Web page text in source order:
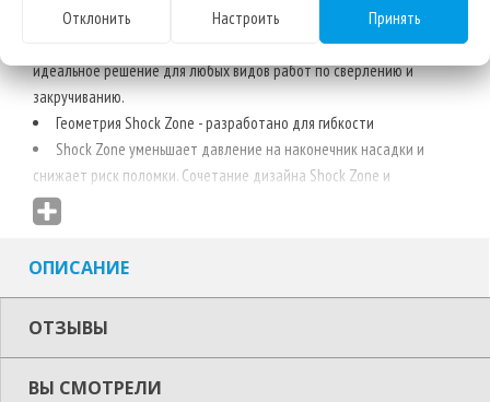
Система принадлежностей Shockwave Impact Duty™ идеально
подходит не только для работ импульсным гайковертом, но это и
идеальное решение для любых видов работ по сверлению и
закручиванию.
Геометрия Shock Zone - разработано для гибкости
Shock Zone уменьшает давление на наконечник насадки и
снижает риск поломки. Сочетание дизайна Shock Zone и
специальной термообработки поглощают удары и делают
насадку более эластичной.
отличную посадку в головку винта.
делает насадки Shockwave более устойчивыми к воздействию
ударов.
ОПИСАНИЕ
ОТЗЫВЫ
ВЫ СМОТРЕЛИ
Отклонить Настроить Принять